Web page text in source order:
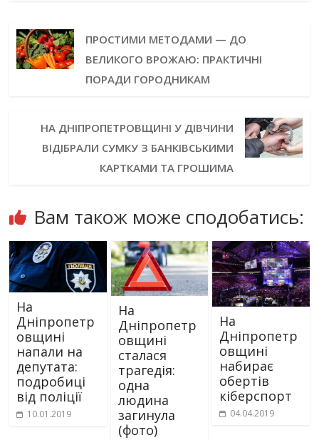
ПРОСТИМИ МЕТОДАМИ — ДО
ВЕЛИКОГО ВРОЖАЮ: ПРАКТИЧНІ
ПОРАДИ ГОРОДНИКАМ
НА ДНІПРОПЕТРОВЩИНІ У ДІВЧИНИ
ВІДІБРАЛИ СУМКУ З БАНКІВСЬКИМИ
КАРТКАМИ ТА ГРОШИМА
Вам також може сподобатись:
На
Дніпропетр
овщині
напали на
депутата:
подробиці
від поліції
10.01.2019
На
Дніпропетр
овщині
сталася
трагедія:
одна
людина
загинула
(фото)
На
Дніпропетр
овщині
набирає
обертів
кіберспорт
04.04.2019